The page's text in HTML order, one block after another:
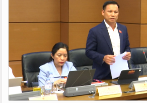
Phiên họp giữa 2 đợt của kỳ họp thứ 6
Phiên họp thứ 28
HOẠT ĐỘNG QUỐC HỘI